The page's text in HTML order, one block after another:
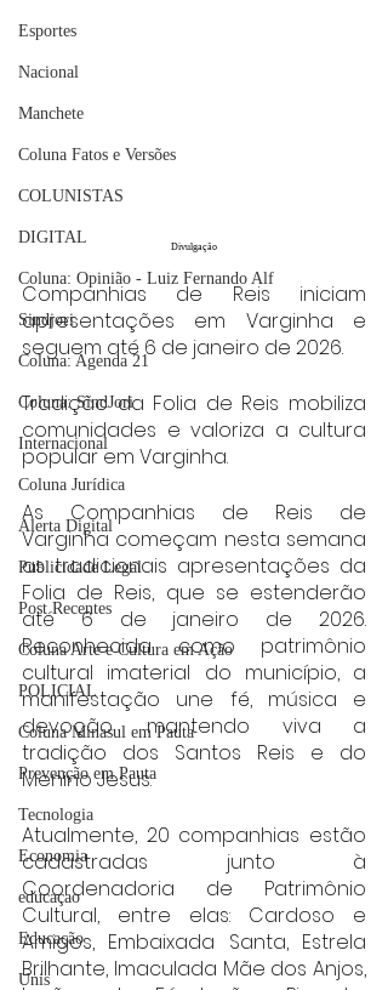
Esportes
Nacional
Manchete
Coluna Fatos e Versões
COLUNISTAS
DIGITAL
Coluna: Opinião - Luiz Fernando Alf
Sindjori
Coluna: Agenda 21
Coluna: SindJori
Internacional
Coluna Jurídica
Alerta Digital
Publicidade Legal
Post Recentes
Coluna Arte e Cultura em Ação
POLICIAL
Coluna Minasul em Pauta
Prevenção em Pauta
Tecnologia
Economia
educaçao
Educação
Unis
Divulgação
Companhias de Reis iniciam
apresentações em Varginha e
seguem até 6 de janeiro de 2026.
Tradição da Folia de Reis mobiliza
comunidades e valoriza a cultura
popular em Varginha.
As Companhias de Reis de
Varginha começam nesta semana
as tradicionais apresentações da
Folia de Reis, que se estenderão
até 6 de janeiro de 2026.
Reconhecida como patrimônio
cultural imaterial do município, a
manifestação une fé, música e
devoção, mantendo viva a
tradição dos Santos Reis e do
Menino Jesus.
Atualmente, 20 companhias estão
cadastradas junto à
Coordenadoria de Patrimônio
Cultural, entre elas: Cardoso e
Amigos, Embaixada Santa, Estrela
Brilhante, Imaculada Mãe dos Anjos,